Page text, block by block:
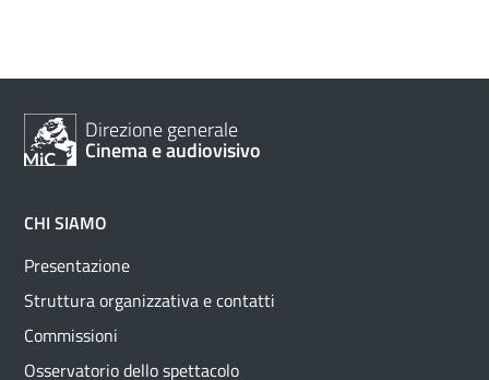
Direzione generale
Cinema e audiovisivo
CHI SIAMO
Presentazione
Struttura organizzativa e contatti
Commissioni
Osservatorio dello spettacolo